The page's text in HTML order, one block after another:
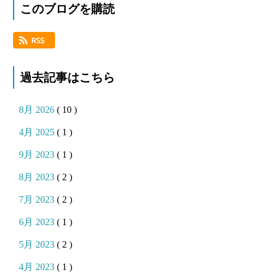
このブログを購読
過去記事はこちら
8月 2026( 10 )
4月 2025( 1 )
9月 2023( 1 )
8月 2023( 2 )
7月 2023( 2 )
6月 2023( 1 )
5月 2023( 2 )
4月 2023( 1 )